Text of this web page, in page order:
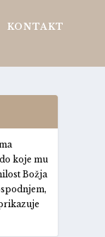
KONTAKT
koje mu
Božja